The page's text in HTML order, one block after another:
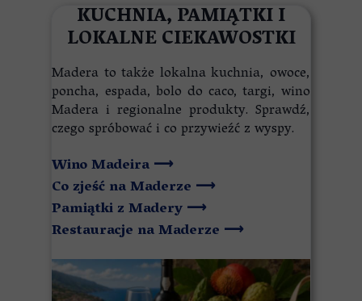
KUCHNIA, PAMIĄTKI I
LOKALNE CIEKAWOSTKI
Madera to także lokalna kuchnia, owoce,
poncha, espada, bolo do caco, targi, wino
Madera i regionalne produkty. Sprawdź,
czego spróbować i co przywieźć z wyspy.
Wino Madeira⟶
Co zjeść na Maderze ⟶
Pamiątki z Madery⟶
Restauracje na Maderze ⟶